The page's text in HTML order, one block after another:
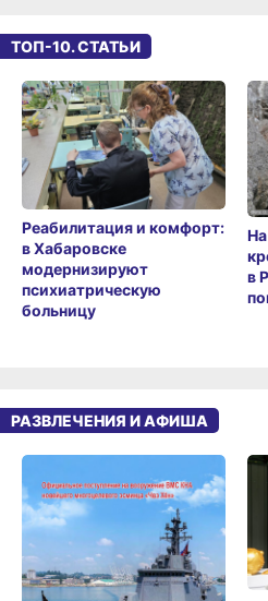
ТОП-10. СТАТЬИ
Реабилитация и комфорт:
в Хабаровске
модернизируют
психиатрическую
больницу
в
РАЗВЛЕЧЕНИЯ И АФИША